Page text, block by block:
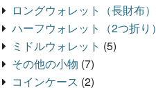
ロングウォレット（長財布）
ハーフウォレット（2つ折り）
ミドルウォレット (5)
その他の小物 (7)
コインケース (2)